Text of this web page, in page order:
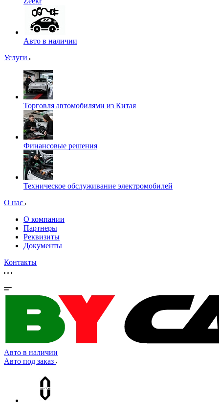
Авто в наличии
Услуги
Торговля автомобилями из Китая
Финансовые решения
Техническое обслуживание электромобилей
О нас
О компании
Партнеры
Реквизиты
Документы
Контакты
Авто в наличии
Авто под заказ